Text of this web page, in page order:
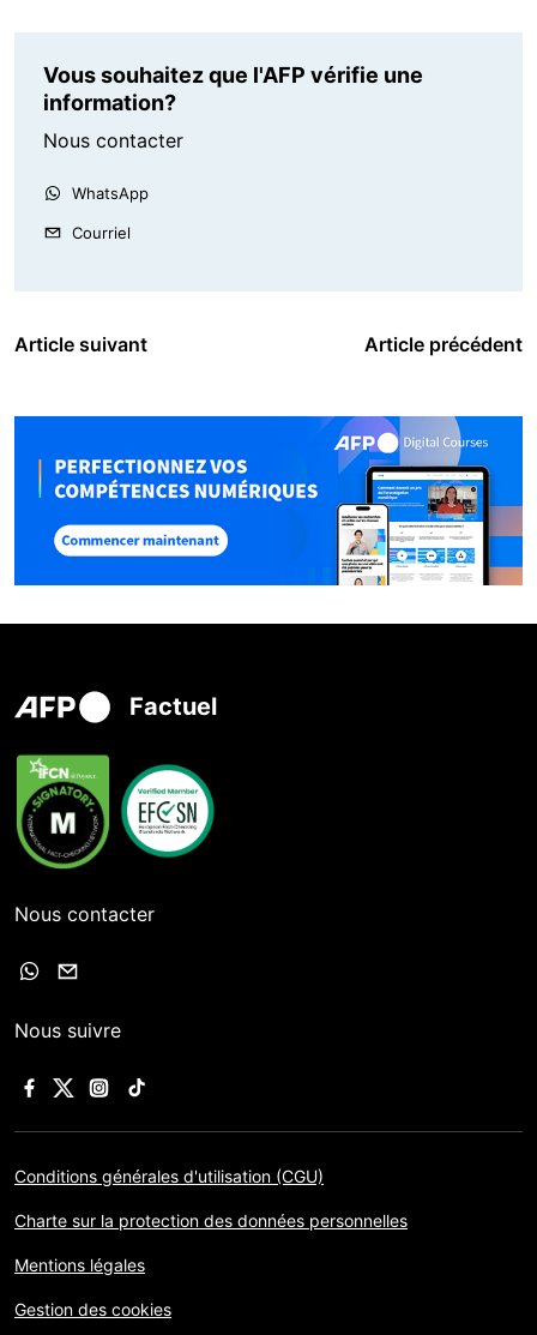
Vous souhaitez que l'AFP vérifie une
information?
Nous contacter
WhatsApp
Courriel
Article suivant Article précédent
Factuel
Nous contacter
Nous suivre
Conditions générales d'utilisation (CGU)
Charte sur la protection des données personnelles
Mentions légales
Gestion des cookies